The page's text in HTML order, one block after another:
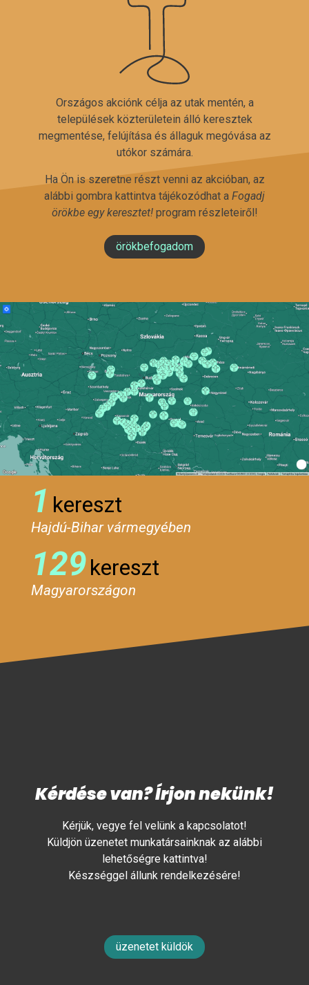
Országos akciónk célja az utak mentén, a
települések közterületein álló keresztek
megmentése, felújítása és állaguk megóvása az
utókor számára.
Ha Ön is szeretne részt venni az akcióban, az
alábbi gombra kattintva tájékozódhat a Fogadj
örökbe egy keresztet!program részleteiről!
örökbefogadom
1 kereszt
Hajdú-Bihar vármegyében
129kereszt
Magyarországon
Kérdése van? Írjon nekünk!
Kérjük, vegye fel velünk a kapcsolatot!
Küldjön üzenetet munkatársainknak az alábbi
lehetőségre kattintva!
Készséggel állunk rendelkezésére!
üzenetet küldök